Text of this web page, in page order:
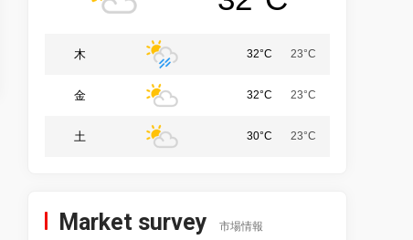
木 32°C 23°C
金 32°C 23°C
土 30°C 23°C
Market survey 市場情報